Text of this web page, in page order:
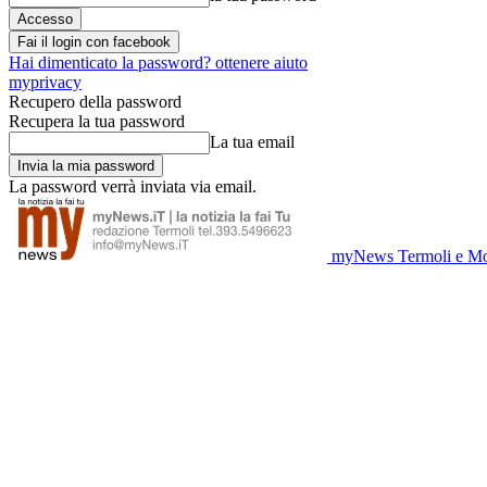
Fai il login con facebook
Hai dimenticato la password? ottenere aiuto
myprivacy
Recupero della password
Recupera la tua password
La tua email
La password verrà inviata via email.
myNews Termoli e